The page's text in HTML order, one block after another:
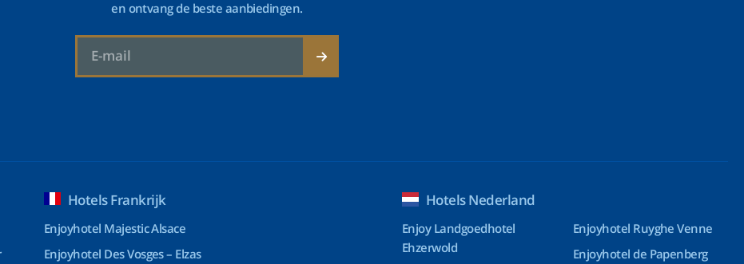
en ontvang de beste aanbiedingen.
Hotels Frankrijk
Enjoyhotel Majestic Alsace
Enjoyhotel Des Vosges – Elzas
Hotels Nederland
Enjoy Landgoedhotel
Ehzerwold
Enjoyhotel Ruyghe Venne
Enjoyhotel de Papenberg